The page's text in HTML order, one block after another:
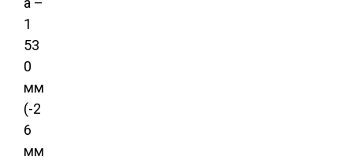
1
53
0
мм
(-2
6
мм